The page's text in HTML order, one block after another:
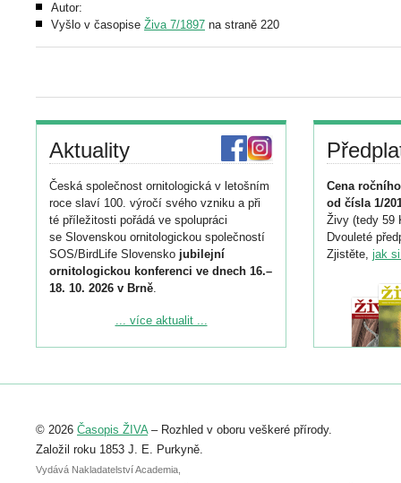
Autor:
Vyšlo v časopise Živa 7/1897 na straně 220
Aktuality
Česká společnost ornitologická v letošním
roce slaví 100. výročí svého vzniku a při
té příležitosti pořádá ve spolupráci
se Slovenskou ornitologickou společností
SOS/BirdLife Slovensko jubilejní
ornitologickou konferenci ve dnech 16.–
18. 10. 2026 v Brně.
Podrobnější informace ke konferenci
Registrovat se můžete do 6. září.
abstraktu přihlášené přednášky nebo
posteru je už 30. června.
... více aktualit ...
Cena
od čísla 1/
Živy (tedy 59
Dvouleté
Zjistěte, jak
© 2026 Časopis ŽIVA– Rozhled v oboru veškeré přírody.
Založil roku 1853 J. E. Purkyně.
Vydává Nakladatelství Academia,